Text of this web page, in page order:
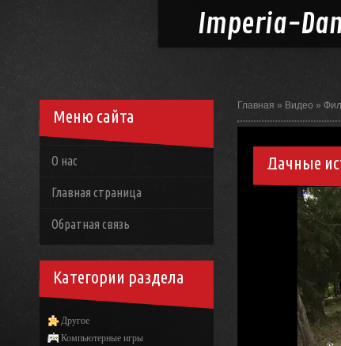
Imperia-
Главная » Видео »
Дачные
Меню сайта
О нас
Главная страница
Обратная связь
Категории раздела
Другое
Компьютерные игры